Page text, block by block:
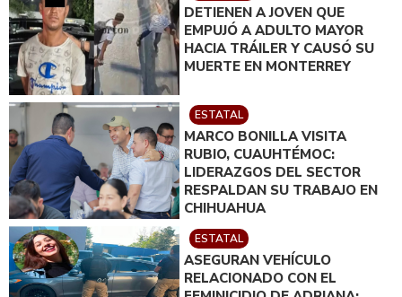
DETIENEN A JOVEN QUE
EMPUJÓ A ADULTO MAYOR
HACIA TRÁILER Y CAUSÓ SU
MUERTE EN MONTERREY
ESTATAL
MARCO BONILLA VISITA
RUBIO, CUAUHTÉMOC:
LIDERAZGOS DEL SECTOR
RESPALDAN SU TRABAJO EN
CHIHUAHUA
ESTATAL
ASEGURAN VEHÍCULO
RELACIONADO CON EL